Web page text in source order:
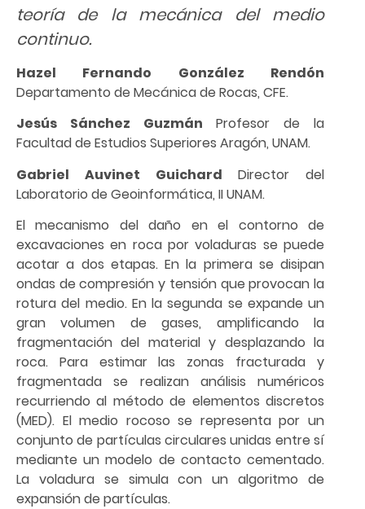
teoría de la mecánica del medio
continuo.
Hazel Fernando González Rendón
Departamento de Mecánica de Rocas, CFE.
Jesús Sánchez Guzmán Profesor de la
Facultad de Estudios Superiores Aragón, UNAM.
Gabriel Auvinet Guichard Director del
Laboratorio de Geoinformática, II UNAM.
El mecanismo del daño en el contorno de
excavaciones en roca por voladuras se puede
acotar a dos etapas. En la primera se disipan
ondas de compresión y tensión que provocan la
rotura del medio. En la segunda se expande un
gran volumen de gases, amplificando la
fragmentación del material y desplazando la
roca. Para estimar las zonas fracturada y
fragmentada se realizan análisis numéricos
recurriendo al método de elementos discretos
(MED). El medio rocoso se representa por un
conjunto de partículas circulares unidas entre sí
mediante un modelo de contacto cementado.
La voladura se simula con un algoritmo de
expansión de partículas.